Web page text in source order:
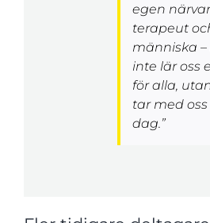
egen
terapeut
människa
inte lär oss
för alla,
tar med oss
dag.”